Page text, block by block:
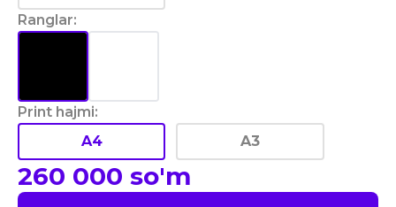
Ranglar:
Print hajmi:
A4
A3
260 000 so'm